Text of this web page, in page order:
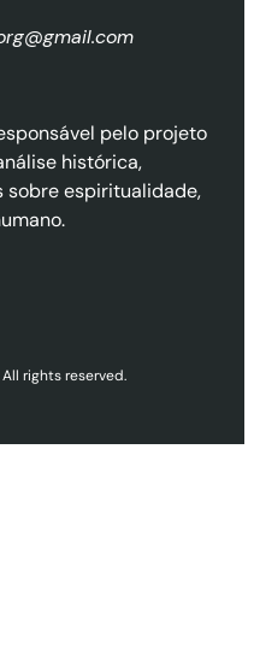
pelo projeto
histórica,
sobre espiritualidade,
rights reserved.